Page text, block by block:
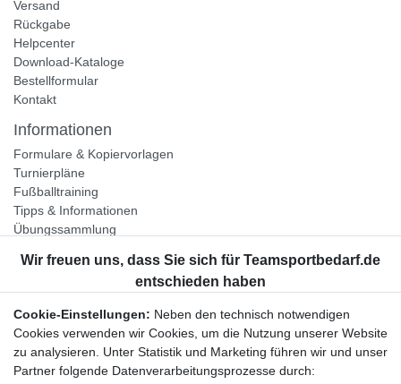
Versand
Rückgabe
Helpcenter
Download-Kataloge
Bestellformular
Kontakt
Informationen
Formulare & Kopiervorlagen
Turnierpläne
Fußballtraining
Tipps & Informationen
Übungssammlung
Unternehmen
Widerrufsrecht
Bestellung widerrufen
Cookie-Einstellungen: Neben den technisch notwendigen
Cookies verwenden wir Cookies, um die Nutzung unserer Website
zu analysieren. Unter Statistik und Marketing führen wir und unser
Partner folgende Datenverarbeitungsprozesse durch: